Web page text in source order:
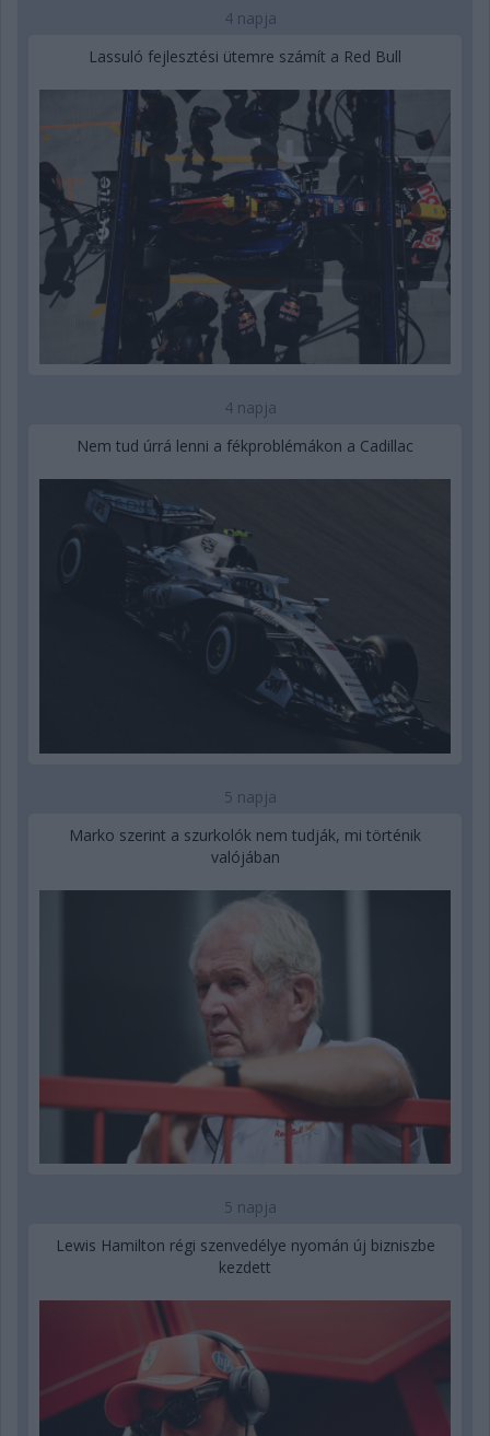
4 napja
Lassuló fejlesztési ütemre számít a Red Bull
4 napja
Nem tud úrrá lenni a fékproblémákon a Cadillac
5 napja
Marko szerint a szurkolók nem tudják, mi történik
valójában
5 napja
Lewis Hamilton régi szenvedélye nyomán új bizniszbe
kezdett